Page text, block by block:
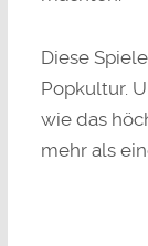
Diese
Popkultur.
wie das
mehr als